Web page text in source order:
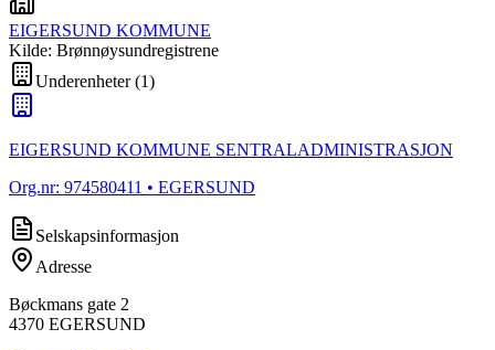
EIGERSUND KOMMUNE
Kilde: Brønnøysundregistrene
Underenheter(1)
EIGERSUND KOMMUNE SENTRALADMINISTRASJON
Org.nr: 974580411 • EGERSUND
Selskapsinformasjon
Adresse
Bøckmans gate 2
4370 EGERSUND